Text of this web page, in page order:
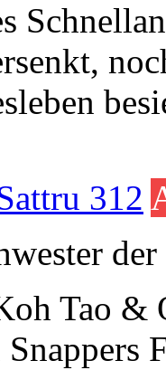
312
Tao &
Snappers